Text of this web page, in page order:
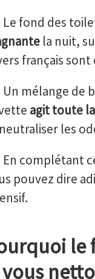
fond des
la nuit,
français sont
mélange de
agit toute
les
complétant
pouvez dire
le